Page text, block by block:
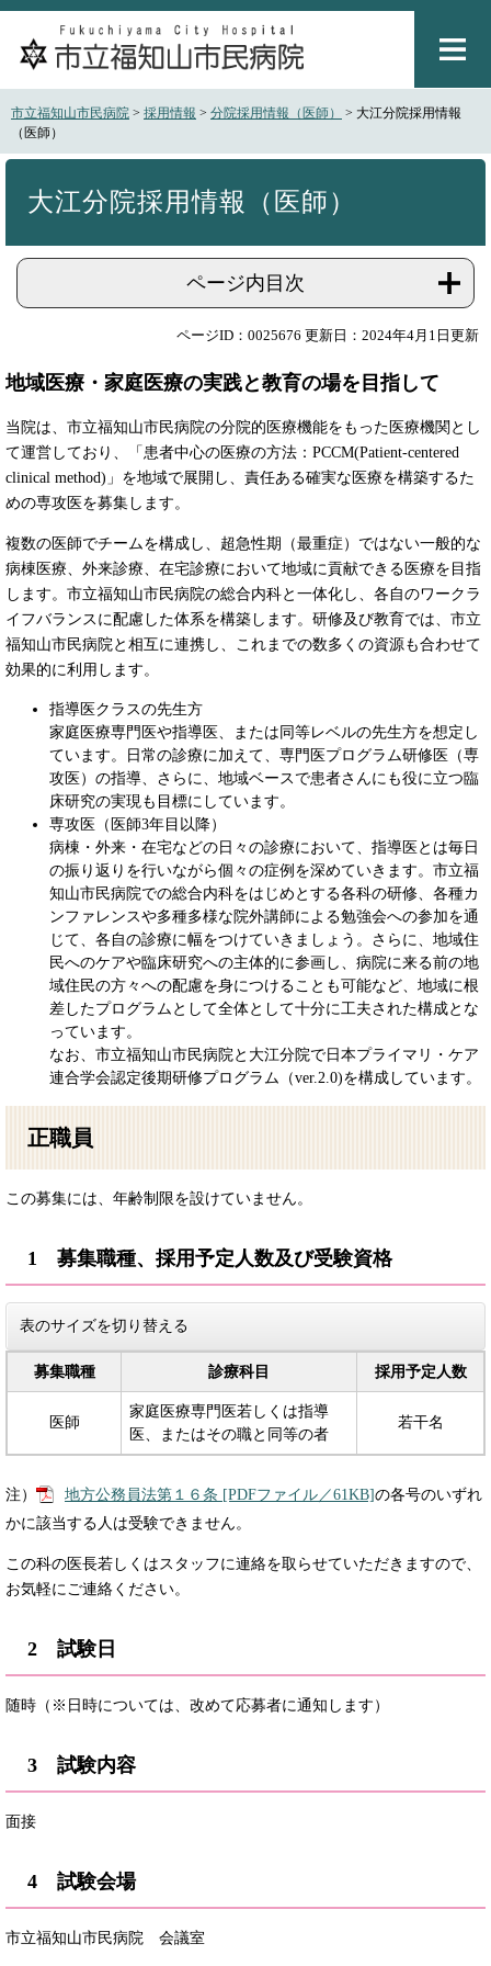
ペ
で
メ
ば
文
市立福知山市民病院 > 採用情報 > 分院採用情報（医師） > 大江分院採用情報
（医師）
大江分院採用情報（医師）
ページ内目次
ページID：0025676 更新日：2024年4月1日更新
地域医療・家庭医療の実践と教育の場を目指して
当院は、市立福知山市民病院の分院的医療機能をもった医療機関とし
て運営しており、「患者中心の医療の方法：PCCM(Patient-centered
clinical method)」を地域で展開し、責任ある確実な医療を構築するた
めの専攻医を募集します。
複数の医師でチームを構成し、超急性期（最重症）ではない一般的な
病棟医療、外来診療、在宅診療において地域に貢献できる医療を目指
します。市立福知山市民病院の総合内科と一体化し、各自のワークラ
イフバランスに配慮した体系を構築します。研修及び教育では、市立
福知山市民病院と相互に連携し、これまでの数多くの資源も合わせて
効果的に利用します。
指導医クラスの先生方
家庭医療専門医や指導医、または同等レベルの先生方を想定し
ています。日常の診療に加えて、専門医プログラム研修医（専
攻医）の指導、さらに、地域ベースで患者さんにも役に立つ臨
床研究の実現も目標にしています。
専攻医（医師3年目以降）
病棟・外来・在宅などの日々の診療において、指導医とは毎日
の振り返りを行いながら個々の症例を深めていきます。市立福
知山市民病院での総合内科をはじめとする各科の研修、各種カ
ンファレンスや多種多様な院外講師による勉強会への参加を通
じて、各自の診療に幅をつけていきましょう。さらに、地域住
民へのケアや臨床研究への主体的に参画し、病院に来る前の地
域住民の方々への配慮を身につけることも可能など、地域に根
差したプログラムとして全体として十分に工夫された構成とな
っています。
なお、市立福知山市民病院と大江分院で日本プライマリ・ケア
連合学会認定後期研修プログラム（ver.2.0)を構成しています。
正職員
この募集には、年齢制限を設けていません。
1 募集職種、採用予定人数及び受験資格
表のサイズを切り替える
募集職種 診療科目 採用予定人数
医師
家庭医療専門医若しくは指導
医、またはその職と同等の者
若干名
注） 地方公務員法第１６条 [PDFファイル／61KB]の各号のいずれ
かに該当する人は受験できません。
この科の医長若しくはスタッフに連絡を取らせていただきますので、
お気軽にご連絡ください。
2 試験日
随時（※日時については、改めて応募者に通知します）
3 試験内容
面接
4 試験会場
市立福知山市民病院 会議室